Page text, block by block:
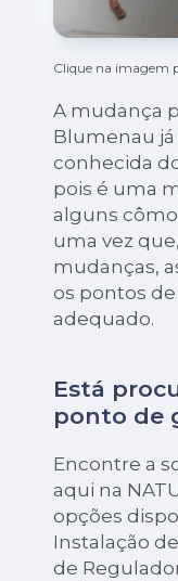
Clique na imagem
A mudança
Blumenau
conhecida
pois é uma
alguns
uma vez
mudanças,
os pontos
adequado.
Está
ponto de
Encontre a
aqui na
opções
Instalação
de